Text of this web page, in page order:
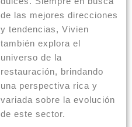
de las mejores direcciones
y tendencias, Vivien
también explora el
universo de la
restauración, brindando
una perspectiva rica y
variada sobre la evolución
de este sector.